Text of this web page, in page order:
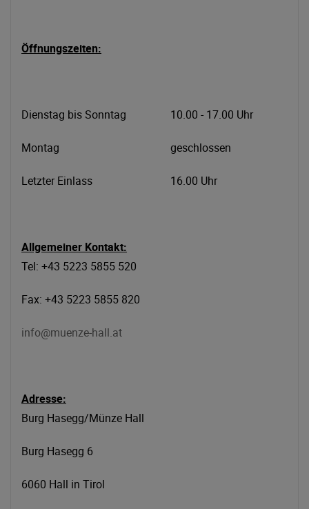
Öffnungszeiten:
Dienstag bis Sonntag 10.00 - 17.00 Uhr
Montag geschlossen
Letzter Einlass 16.00 Uhr
Allgemeiner Kontakt:
Tel: +43 5223 5855 520
Fax: +43 5223 5855 820
info@muenze-hall.at
Adresse:
Burg Hasegg/Münze Hall
Burg Hasegg 6
6060 Hall in Tirol